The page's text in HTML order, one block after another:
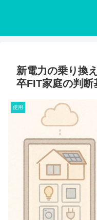
新電力の乗り換
卒FIT家庭の判
使用